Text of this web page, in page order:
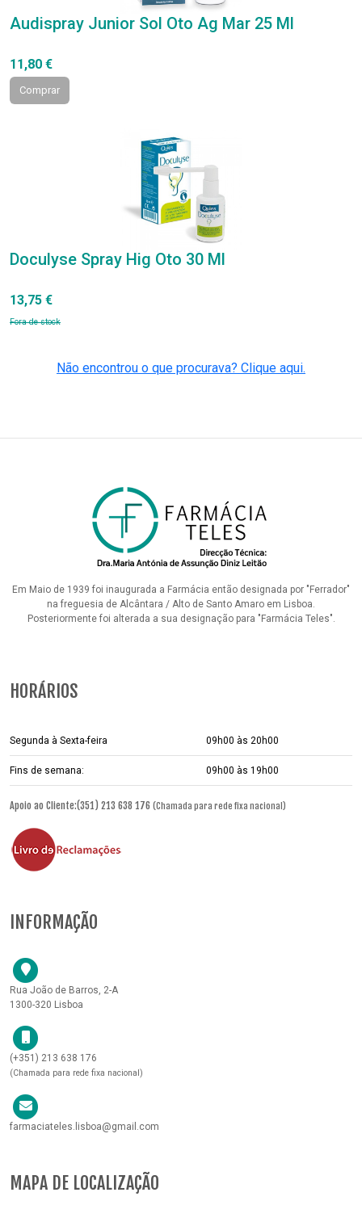
Audispray Junior Sol Oto Ag Mar 25 Ml
11,80 €
Comprar
Doculyse Spray Hig Oto 30 Ml
13,75 €
Fora de stock
Não encontrou o que procurava? Clique aqui.
Em Maio de 1939 foi inaugurada a Farmácia então designada por "Ferrador"
na freguesia de Alcântara / Alto de Santo Amaro em Lisboa.
Posteriormente foi alterada a sua designação para "Farmácia Teles".
HORÁRIOS
Segunda à Sexta-feira 09h00 às 20h00
Fins de semana: 09h00 às 19h00
Apoio ao Cliente:(351) 213 638 176 (Chamada para rede fixa nacional)
INFORMAÇÃO
Rua João de Barros, 2-A
1300-320 Lisboa
(+351) 213 638 176
(Chamada para rede fixa nacional)
farmaciateles.lisboa@gmail.com
MAPA DE LOCALIZAÇÃO